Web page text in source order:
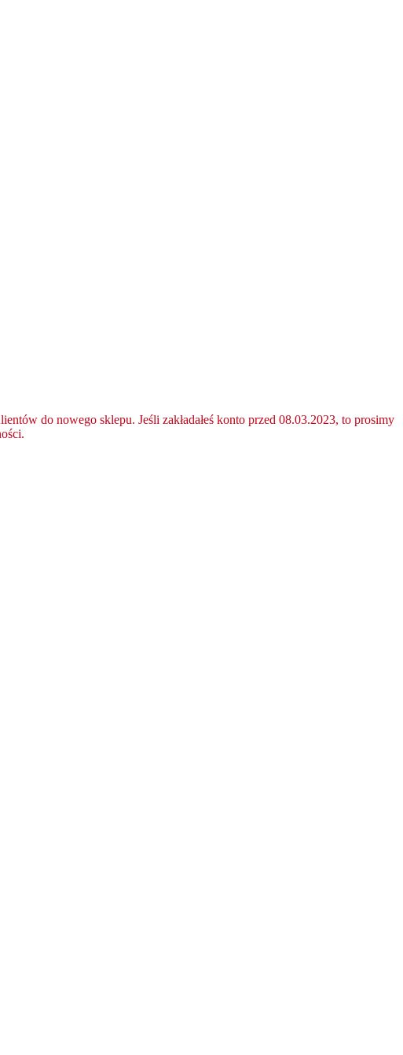
do nowego sklepu. Jeśli zakładałeś konto przed 08.03.2023, to prosimy